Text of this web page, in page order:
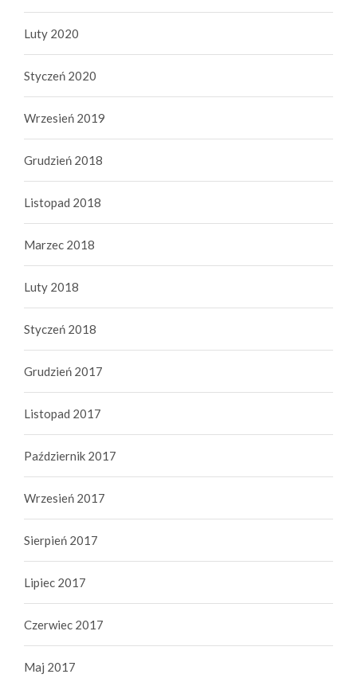
Luty 2020
Styczeń 2020
Wrzesień 2019
Grudzień 2018
Listopad 2018
Marzec 2018
Luty 2018
Styczeń 2018
Grudzień 2017
Listopad 2017
Październik 2017
Wrzesień 2017
Sierpień 2017
Lipiec 2017
Czerwiec 2017
Maj 2017